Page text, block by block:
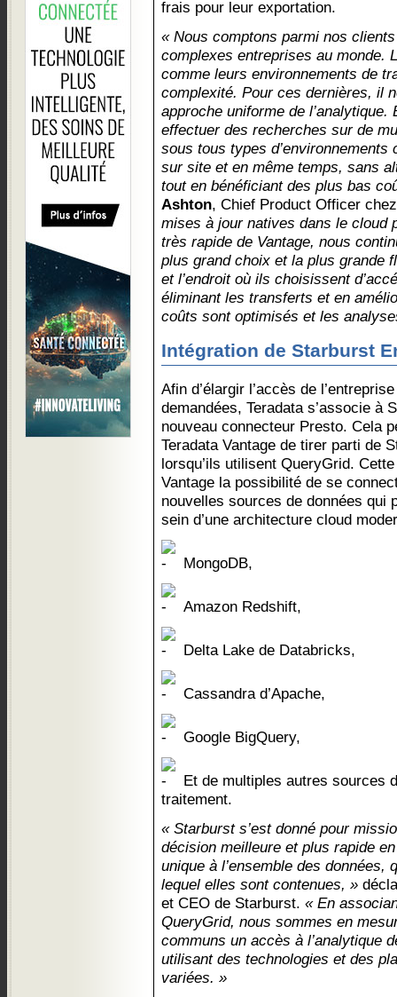
frais pour leur exportation.
« Nous comptons parmi nos
complexes entreprises au monde.
comme leurs environnements de
complexité. Pour ces dernières, il
approche uniforme de
effectuer des recherches sur de
sous tous types
sur site et en même temps, sans
tout en bénéficiant des plus bas
Ashton, Chief Product Officer
mises à jour natives dans le cloud
très rapide de Vantage, nous
plus grand choix et la plus grande
et l’endroit où ils choisissent
éliminant les transferts et en
coûts sont optimisés et les
Intégration de Starburst
Afin d’élargir l’accès de
demandées, Teradata s’associe à
nouveau connecteur Presto. Cela
Teradata Vantage de tirer parti de
lorsqu’ils utilisent QueryGrid.
Vantage la possibilité de se
nouvelles sources de données qui
sein d’une architecture cloud
MongoDB,
Amazon Redshift,
Delta Lake de Databricks,
Cassandra d’Apache,
Google BigQuery,
Et de multiples autres sources
traitement.
« Starburst s’est donné pour
décision meilleure et plus rapide
unique à l’ensemble des données,
lequel elles sont contenues, »
et CEO de Starburst. « En
QueryGrid, nous sommes en
communs un accès à l’analytique
utilisant des technologies et des
variées. »